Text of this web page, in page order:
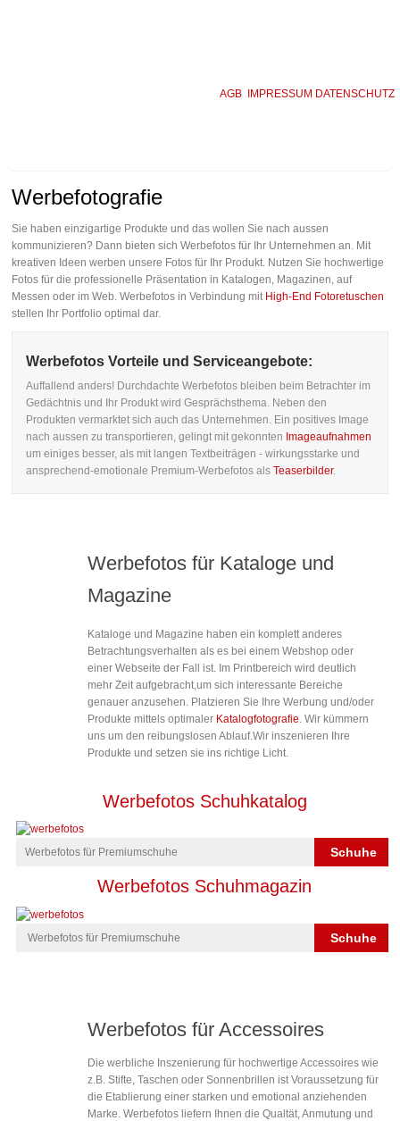
AGB IMPRESSUM DATENSCHUTZ
Werbefotografie
Sie haben einzigartige Produkte und das wollen Sie nach aussen
kommunizieren? Dann bieten sich Werbefotos für Ihr Unternehmen an. Mit
kreativen Ideen werben unsere Fotos für Ihr Produkt. Nutzen Sie hochwertige
Fotos für die professionelle Präsentation in Katalogen, Magazinen, auf
Messen oder im Web. Werbefotos in Verbindung mit High-End Fotoretuschen
stellen Ihr Portfolio optimal dar.
Werbefotos Vorteile und Serviceangebote:
Auffallend anders! Durchdachte Werbefotos bleiben beim Betrachter im
Gedächtnis und Ihr Produkt wird Gesprächsthema. Neben den
Produkten vermarktet sich auch das Unternehmen. Ein positives Image
nach aussen zu transportieren, gelingt mit gekonnten Imageaufnahmen
um einiges besser, als mit langen Textbeiträgen - wirkungsstarke und
ansprechend-emotionale Premium-Werbefotos als Teaserbilder.
Werbefotos für Kataloge und
Magazine
Kataloge und Magazine haben ein komplett anderes
Betrachtungsverhalten als es bei einem Webshop oder
einer Webseite der Fall ist. Im Printbereich wird deutlich
mehr Zeit aufgebracht,um sich interessante Bereiche
genauer anzusehen. Platzieren Sie Ihre Werbung und/oder
Produkte mittels optimaler Katalogfotografie. Wir kümmern
uns um den reibungslosen Ablauf.Wir inszenieren Ihre
Produkte und setzen sie ins richtige Licht.
Werbefotos Schuhkatalog
Schuhe
Werbefotos für Premiumschuhe
Werbefotos Schuhmagazin
Schuhe
Werbefotos für Premiumschuhe
Werbefotos für Accessoires
Die werbliche Inszenierung für hochwertige Accessoires wie
z.B. Stifte, Taschen oder Sonnenbrillen ist Voraussetzung für
die Etablierung einer starken und emotional anziehenden
Marke. Werbefotos liefern Ihnen die Qualtät, Anmutung und